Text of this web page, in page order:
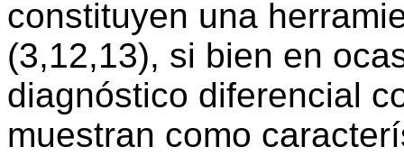
constituyen una
(3,12,13), si bien en
diagnóstico diferencial
muestran como